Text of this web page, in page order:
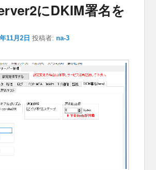
にDKIM署名を
11月2日 投稿者:na-3